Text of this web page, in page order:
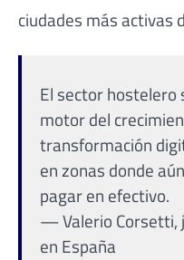
ciudades más activas
El sector hostelero
motor del
transformación
en zonas donde
pagar en efectivo.
— Valerio Corsetti,
en España